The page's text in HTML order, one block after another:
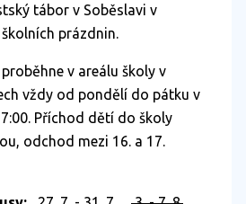
tábor v Soběslavi v
prázdnin.
v areálu školy v
vždy od pondělí do pátku v
Příchod dětí do školy
odchod mezi 16. a 17.